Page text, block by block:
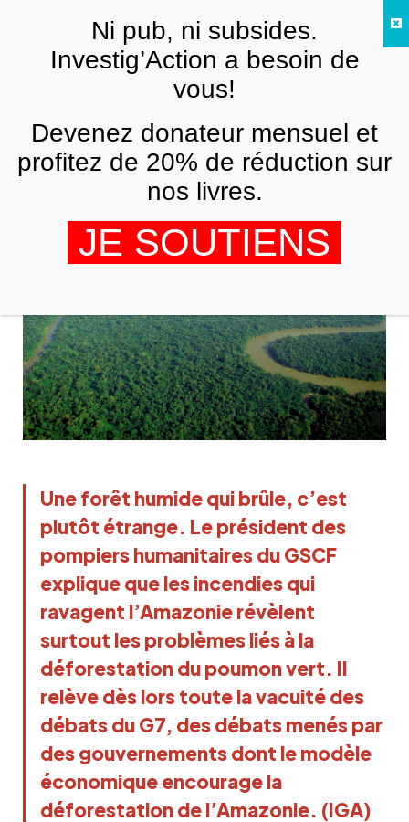
Amazonie: un pompier explique
pourquoi une forêt humide prend feu
3 SEPTEMBRE 2019
Une forêt humide qui brûle, c’est
plutôt étrange. Le président des
pompiers humanitaires du GSCF
explique que les incendies qui
ravagent l’Amazonie révèlent
surtout les problèmes liés à la
déforestation du poumon vert. Il
relève dès lors toute la vacuité des
débats du G7, des débats menés par
des gouvernements dont le modèle
économique encourage la
déforestation de l’Amazonie. (IGA)
FRNi pub, ni subsides.
Investig’Action a besoin de
vous!
Devenez donateur mensuel et
profitez de 20% de réduction sur
nos livres.
JE SOUTIENS